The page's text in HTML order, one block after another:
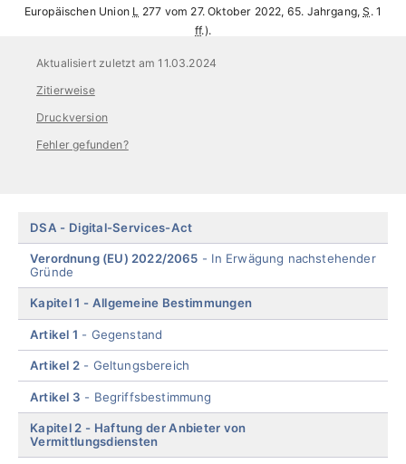
Europäischen Union L 277 vom 27. Oktober 2022, 65. Jahrgang, S . 1
ff.).
Aktualisiert zuletzt am 11.03.2024
Zitierweise
Druckversion
Fehler gefunden?
Skip
menu
DSA Digital-Services-Act
Verordnung (EU) 2022/2065
In Erwägung nachstehender
Gründe
Kapitel 1 Allgemeine Bestimmungen
Artikel 1 Gegenstand
Artikel 2 Geltungsbereich
Artikel 3 Begriffsbestimmung
Kapitel 2
Haftung der Anbieter von
Vermittlungsdiensten